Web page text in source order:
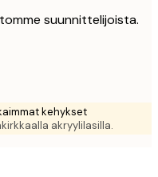
suunnittelijoista.
kehykset
akryylilasilla.